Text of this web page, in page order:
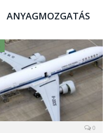
ANYAGMOZGATÁS
0